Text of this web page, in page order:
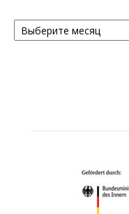
Архивы